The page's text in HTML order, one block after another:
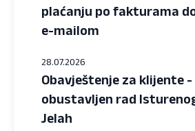
plaćanju po fakturama
e-mailom
28.07.2026
Obavještenje za klijente
obustavljen rad
Jelah